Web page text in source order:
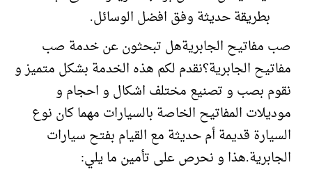
بطريقة حديثة وفق افضل الوسائل.
صب مفاتيح الجابريةهل تبحثون عن خدمة صب
مفاتيح الجابرية؟نقدم لكم هذه الخدمة بشكل متميز و
نقوم بصب و تصنيع مختلف اشكال و احجام و
موديلات المفاتيح الخاصة بالسيارات مهما كان نوع
السيارة قديمة أم حديثة مع القيام بفتح سيارات
الجابرية.هذا و نحرص على تأمين ما يلي: